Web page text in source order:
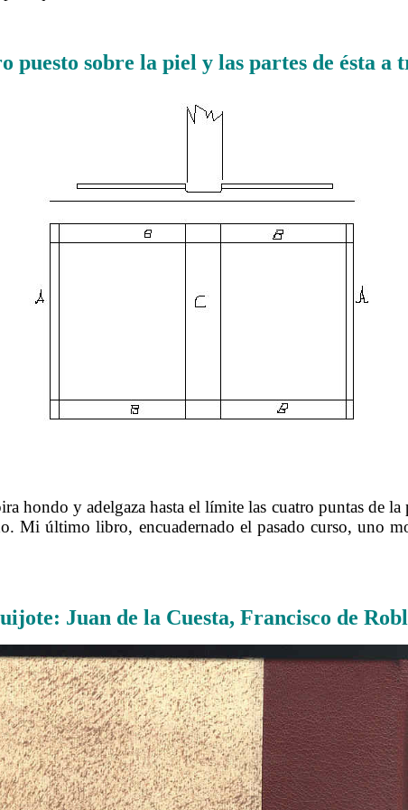
puesto sobre la piel y las partes de ésta a
hondo y adelgaza hasta el límite las cuatro puntas de
Mi último libro, encuadernado el pasado curso, uno
Juan de la Cuesta, Francisco de